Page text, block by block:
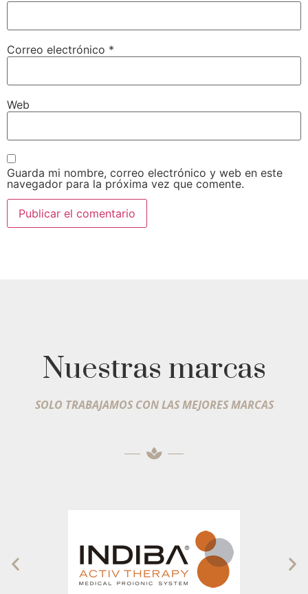
Correo electrónico *
Web
Guarda mi nombre, correo electrónico y web en este
navegador para la próxima vez que comente.
Nuestras marcas
SOLO TRABAJAMOS CON LAS MEJORES MARCAS